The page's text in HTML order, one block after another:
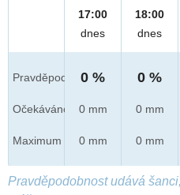
Pravděpod.
Očekáváno
Maximum
17:00
dnes
0 %
0 mm
0 mm
18:00
dnes
0 %
0 mm
0 mm
Pravděpodobnost udává